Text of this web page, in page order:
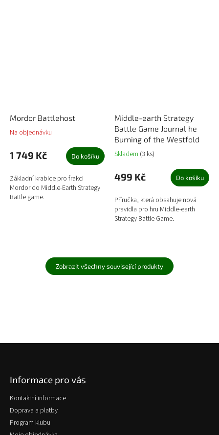
Mordor Battlehost
Na objednávku
1 749 Kč Do košíku
Základní krabice pro frakci
Mordor do Middle-Earth Strategy
Battle game.
Middle-earth Strategy
Battle Game Journal he
Burning of the Westfold
Skladem (3 ks)
499 Kč Do košíku
Příručka, která obsahuje nová
pravidla pro hru Middle-earth
Strategy Battle Game.
Zobrazit všechny související produkty
Informace pro vás
Kontaktní informace
Doprava a platby
Program klubu